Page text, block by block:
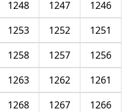
1246
1247
1248
1251
1252
1253
1256
1257
1258
1261
1262
1263
1266
1267
1268